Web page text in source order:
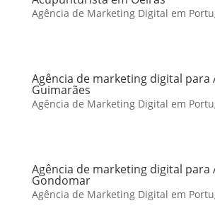
Agência de Marketing Digital em
Agência de marketing digital para
Guimarães
Agência de Marketing Digital em
Agência de marketing digital para
Gondomar
Agência de Marketing Digital em